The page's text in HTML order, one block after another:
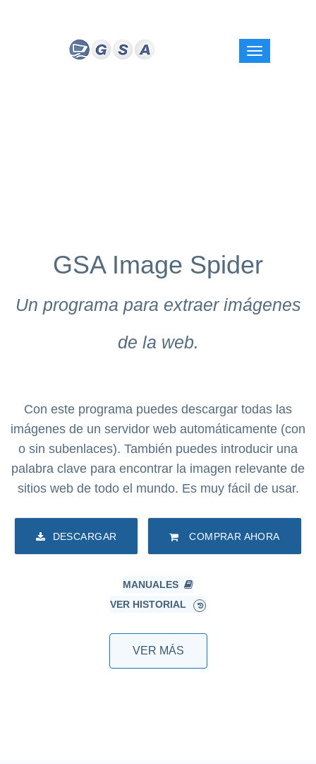
GSA Image Spider
Un programa para extraer imágenes
de la web.
Con este programa puedes descargar todas las
imágenes de un servidor web automáticamente (con
o sin subenlaces). También puedes introducir una
palabra clave para encontrar la imagen relevante de
sitios web de todo el mundo. Es muy fácil de usar.
DESCARGAR COMPRAR AHORA
MANUALES
VER HISTORIAL
VER MÁS